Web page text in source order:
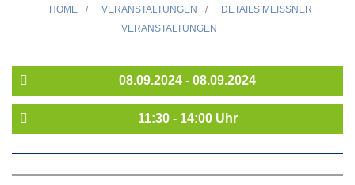
HOME / VERANSTALTUNGEN /
DETAILS MEISSNER V
ERANSTALTUNGEN
08.09.2024 - 08.09.2024
11:30 - 14:00 Uhr